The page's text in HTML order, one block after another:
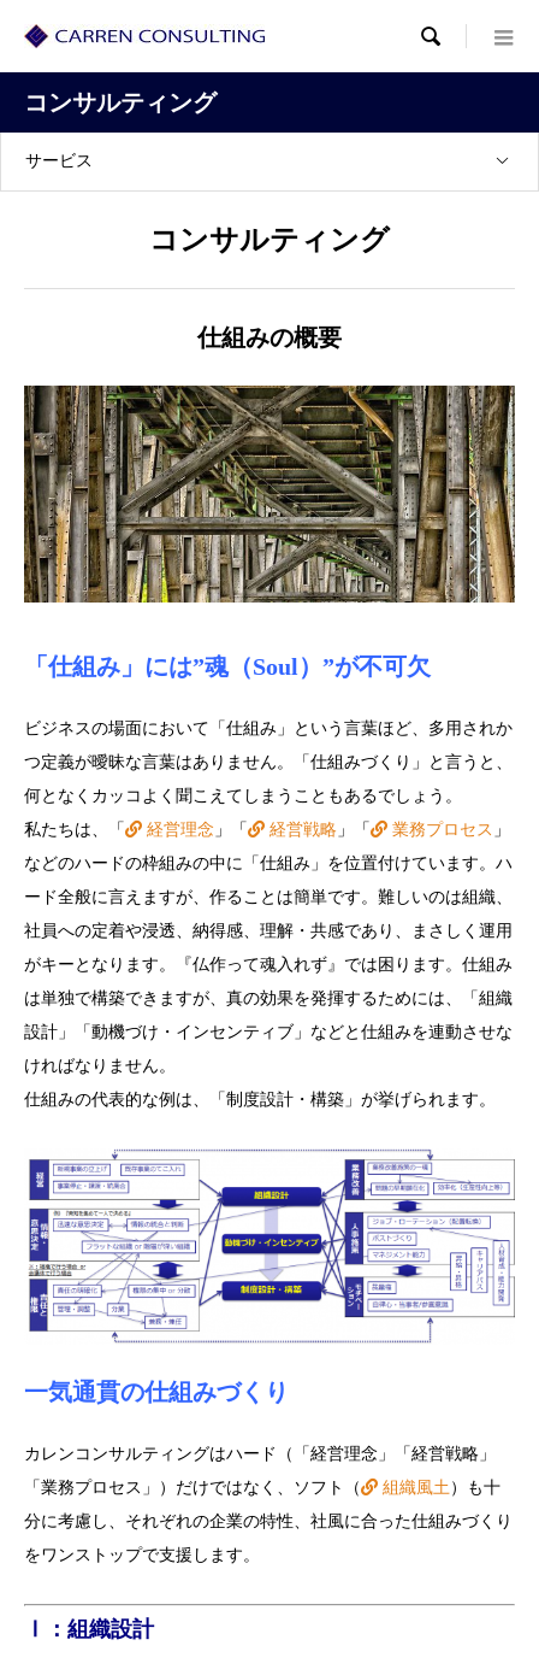

コンサルティング
サービス
コンサルティング
仕組みの概要
「仕組み」には”魂（Soul）”が不可欠
ビジネスの場面において「仕組み」という言葉ほど、多用されか
つ定義が曖昧な言葉はありません。「仕組みづくり」と言うと、
何となくカッコよく聞こえてしまうこともあるでしょう。
私たちは、「
経営理念 」「 経営戦略 」「 業務プロセス 」
などのハードの枠組みの中に「仕組み」を位置付けています。ハ
ード全般に言えますが、作ることは簡単です。難しいのは組織、
社員への定着や浸透、納得感、理解・共感であり、まさしく運用
がキーとなります。『仏作って魂入れず』では困ります。仕組み
は単独で構築できますが、真の効果を発揮するためには、「組織
設計」「動機づけ・インセンティブ」などと仕組みを連動させな
ければなりません。
仕組みの代表的な例は、「制度設計・構築」が挙げられます。
一気通貫の仕組みづくり
カレンコンサルティングはハード（「経営理念」「経営戦略」
「業務プロセス」）だけではなく、ソフト（
組織風土）も十
分に考慮し、それぞれの企業の特性、社風に合った仕組みづくり
をワンストップで支援します。
Ⅰ：組織設計